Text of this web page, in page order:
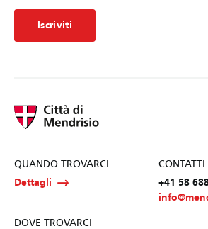
Iscriviti
QUANDO TROVARCI
Dettagli
CONTATTI
+41 58
DOVE TROVARCI